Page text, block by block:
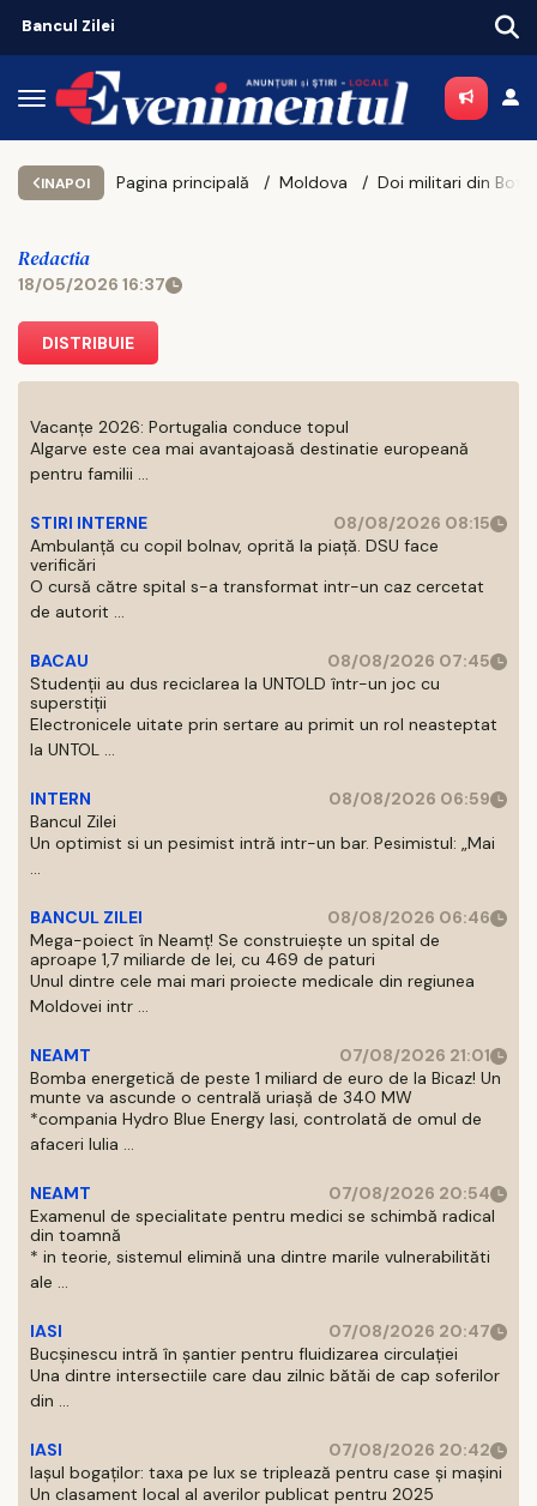
Bancul Zilei
INAPOI Pagina principală Moldova
Redactia
18/05/2026 16:37
DISTRIBUIE
Vacanțe 2026: Portugalia conduce topul
Algarve este cea mai avantajoasă destinatie europeană
pentru familii ...
STIRI INTERNE
08/08/2026 08:15
Ambulanță cu copil bolnav, oprită la piață. DSU face
verificări
O cursă către spital s-a transformat intr-un caz cercetat
de autorit ...
BACAU
08/08/2026 07:45
Studenții au dus reciclarea la UNTOLD într-un joc cu
superstiții
Electronicele uitate prin sertare au primit un rol neasteptat
la UNTOL ...
INTERN
08/08/2026 06:59
Bancul Zilei
Un optimist si un pesimist intră intr-un bar. Pesimistul: „Mai
...
BANCUL ZILEI
08/08/2026 06:46
Mega-poiect în Neamț! Se construiește un spital de
aproape 1,7 miliarde de lei, cu 469 de paturi
Unul dintre cele mai mari proiecte medicale din regiunea
Moldovei intr ...
NEAMT
07/08/2026 21:01
Bomba energetică de peste 1 miliard de euro de la Bicaz! Un
munte va ascunde o centrală uriașă de 340 MW
*compania Hydro Blue Energy Iasi, controlată de omul de
afaceri Iulia ...
NEAMT
07/08/2026 20:54
Examenul de specialitate pentru medici se schimbă radical
din toamnă
* in teorie, sistemul elimină una dintre marile vulnerabilităti
ale ...
IASI
07/08/2026 20:47
Bucșinescu intră în șantier pentru fluidizarea circulației
Una dintre intersectiile care dau zilnic bătăi de cap soferilor
din ...
IASI
07/08/2026 20:42
Iașul bogaților: taxa pe lux se triplează pentru case și mașini
Un clasament local al averilor publicat pentru 2025